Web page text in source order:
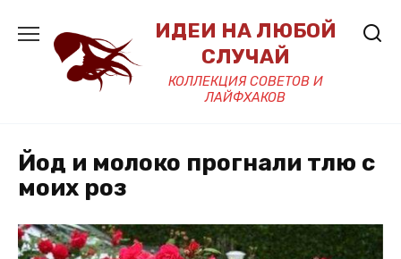
содержанию
ИДЕИ НА ЛЮБОЙ
СЛУЧАЙ
КОЛЛЕКЦИЯ СОВЕТОВ И
ЛАЙФХАКОВ
Йод и молоко прогнали тлю с
моих роз